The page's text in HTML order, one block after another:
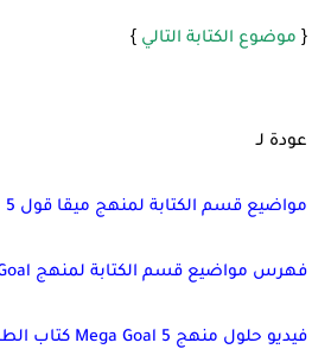
{ موضوع الكتابة التالي }
عودة لـ
مواضيع قسم الكتابة لمنهج ميقا قول 5
فهرس مواضيع قسم الكتابة لمنهج Mega Goal كل المستويات
فيديو حلول منهج Mega Goal 5 كتاب الطالب